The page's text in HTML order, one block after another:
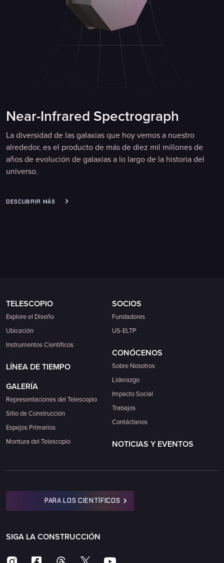
Near-Infrared Spectrograph
La diversidad de las galaxias que hoy vemos a nuestro
alrededor, es el producto de más de diez mil millones de
años de evolución de galaxias a lo largo de la historia del
universo.
DESCUBRIR MÁS
TELESCOPIO
Explore el Diseño
Ubicación
Instrumentos Científicos
LÍNEA DE TIEMPO
GALERÍA
Representaciones del Telescopio
Sitio de Construcción
Espejos Primarios
Montura del Telescopio
SOCIOS
Fundadores
US-ELTP
CONÓCENOS
Sobre Nosotros
Liderazgo
Impacto Social
Trabajos
Contáctanos
NOTICIAS Y EVENTOS
PARA LOS CIENTÍFICOS
SIGA LA CONSTRUCCIÓN